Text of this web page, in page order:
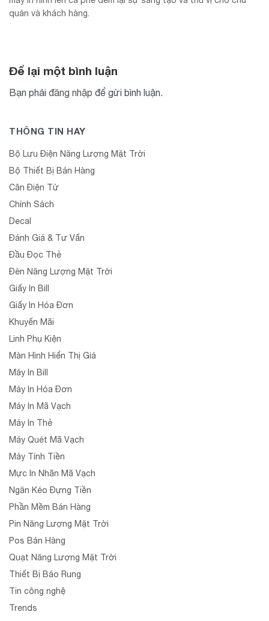
quán và khách hàng.
Để lại một bình luận
Bạn phải đăng nhập để gửi bình luận.
THÔNG TIN HAY
Bộ Lưu Điện Năng Lượng Mặt Trời
Bộ Thiết Bị Bán Hàng
Cân Điện Tử
Chính Sách
Decal
Đánh Giá & Tư Vấn
Đầu Đọc Thẻ
Đèn Năng Lượng Mặt Trời
Giấy In Bill
Giấy In Hóa Đơn
Khuyến Mãi
Linh Phụ Kiện
Màn Hình Hiển Thị Giá
Máy In Bill
Máy In Hóa Đơn
Máy In Mã Vạch
Máy In Thẻ
Máy Quét Mã Vạch
Máy Tính Tiền
Mực In Nhãn Mã Vạch
Ngăn Kéo Đựng Tiền
Phần Mềm Bán Hàng
Pin Năng Lượng Mặt Trời
Pos Bán Hàng
Quạt Năng Lượng Mặt Trời
Thiết Bị Báo Rung
Tin công nghệ
Trends